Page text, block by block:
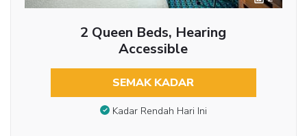
2 Queen Beds, Hearing
Accessible
SEMAK KADAR
Kadar Rendah Hari Ini